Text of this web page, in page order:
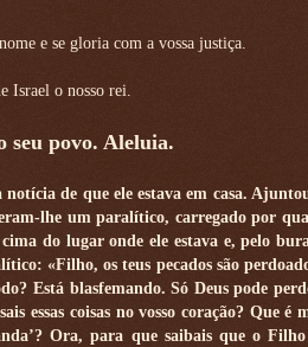
e se gloria com a vossa justiça.
Israel o nosso rei.
seu povo. Aleluia.
de que ele estava em casa.
lhe um paralítico, carregado por
do lugar onde ele estava e, pelo
«Filho, os teus pecados são
Está blasfemando. Só Deus pode
essas coisas no vosso coração? Que é
Ora, para que saibais que o